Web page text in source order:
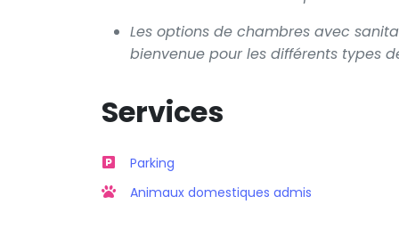
Les options de chambres avec
bienvenue pour les différents types
Services
Parking
Animaux domestiques admis